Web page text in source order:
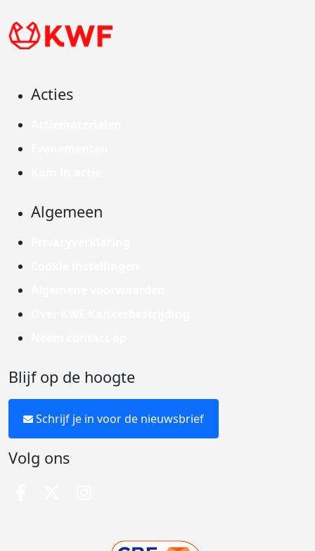
Acties
Algemeen
Blijf op de hoogte
Schrijf je in voor de nieuwsbrief
Volg ons